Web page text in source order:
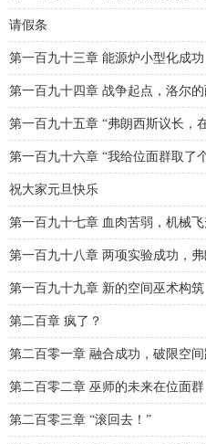
请假条
第一百九十三章 能源炉小型化成
第一百九十四章 战争起点，洛尔
第一百九十五章 “弗朗西斯议长，
第一百九十六章 “我给位面群取了
祝大家元旦快乐
第一百九十七章 血肉苦弱，机械
第一百九十八章 两项实验成功，
第一百九十九章 新的空间巫术构筑
第二百章 疯了？
第二百零一章 融合成功，破限空
第二百零二章 巫师的未来在位面
第二百零三章 “滚回去！”